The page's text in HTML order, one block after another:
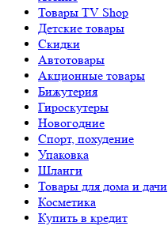
Товары TV Shop
Детские товары
Cкидки
Автотовары
Акционные товары
Бижутерия
Гироскутеры
Новогодние
Спорт, похудение
Упаковка
Шланги
Товары для дома и дачи
Косметика
Купить в кредит